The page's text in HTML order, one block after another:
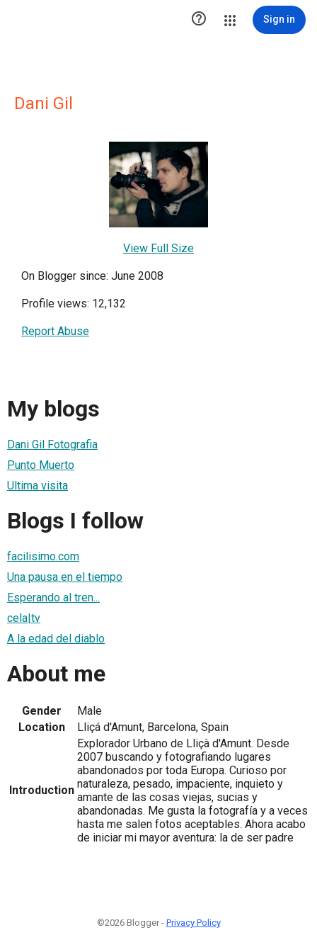
 Sign in
Dani Gil
View Full Size
On Blogger since: June 2008
Profile views: 12,132
Report Abuse
My blogs
Dani Gil Fotografia
Punto Muerto
Ultima visita
Blogs I follow
facilisimo.com
Una pausa en el tiempo
Esperando al tren...
cela|tv
A la edad del diablo
About me
Gender
Male
Location
Lliçá d'Amunt, Barcelona, Spain
Introduction
Explorador Urbano de Lliçà d'Amunt. Desde
2007 buscando y fotografiando lugares
abandonados por toda Europa. Curioso por
naturaleza, pesado, impaciente, inquieto y
amante de las cosas viejas, sucias y
abandonadas. Me gusta la fotografía y a veces
hasta me salen fotos aceptables. Ahora acabo
de iniciar mi mayor aventura: la de ser padre
©2026 Blogger - Privacy Policy